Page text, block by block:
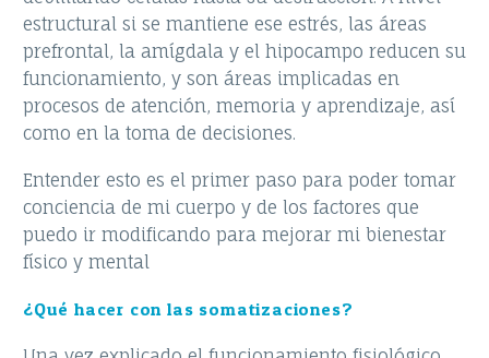
estructural si se mantiene ese estrés, las áreas
prefrontal, la amígdala y el hipocampo reducen su
funcionamiento, y son áreas implicadas en
procesos de atención, memoria y aprendizaje, así
como en la toma de decisiones.
Entender esto es el primer paso para poder tomar
conciencia de mi cuerpo y de los factores que
puedo ir modificando para mejorar mi bienestar
físico y mental
¿Qué hacer con las somatizaciones?